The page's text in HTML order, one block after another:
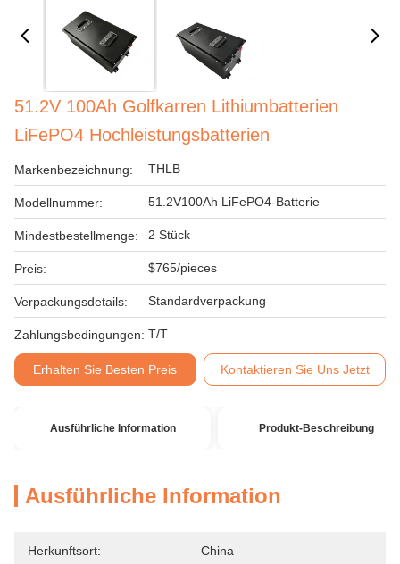
51.2V 100Ah Golfkarren Lithiumbatterien
LiFePO4 Hochleistungsbatterien
Markenbezeichnung: THLB
Modellnummer: 51.2V100Ah LiFePO4-Batterie
Mindestbestellmenge: 2 Stück
Preis: $765/pieces
Verpackungsdetails: Standardverpackung
Zahlungsbedingungen: T/T
Erhalten Sie Besten Preis Kontaktieren Sie Uns Jetzt
Ausführliche Information Produkt-Beschreibung
Ausführliche Information
Herkunftsort: China